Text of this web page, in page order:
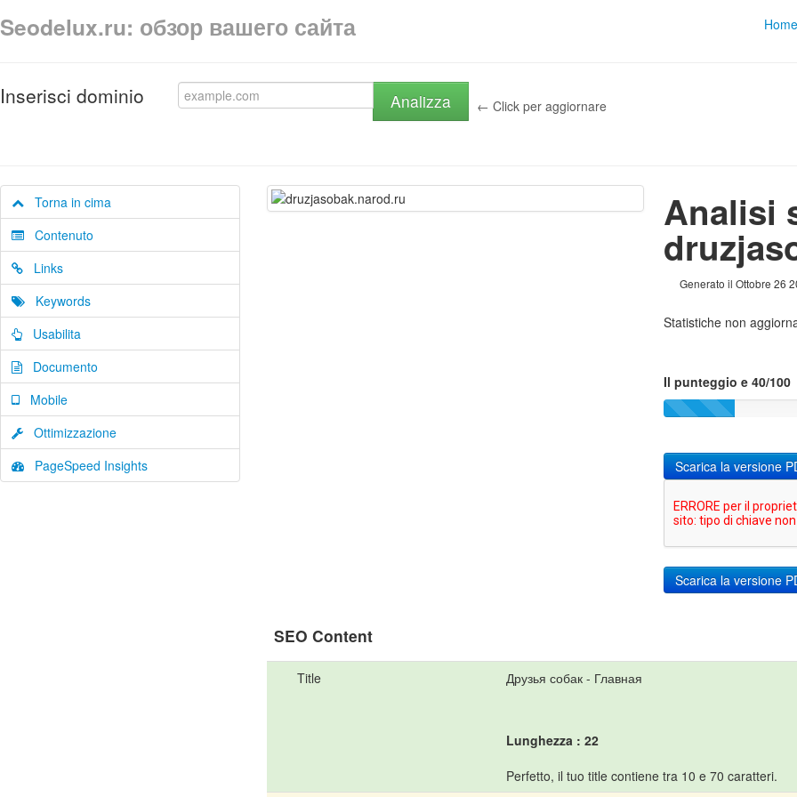
Home
Seodelux.ru: обзор вашего сайта
Inserisci dominio Analizza ← Click per aggiornare
Torna in cima
Contenuto
Links
Keywords
Usabilita
Documento
Mobile
Ottimizzazione
PageSpeed Insights
Analisi
Generato il Ottobre 26
Statistiche non
Il punteggio e 40/100
Scarica la versione
SEO Content
Title Друзья собак - Главная
Lunghezza : 22
Perfetto, il tuo title contiene tra 10 e 70 caratteri.